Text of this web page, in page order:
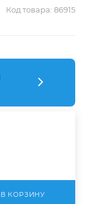
Код товара: 86915
В КОРЗИНУ